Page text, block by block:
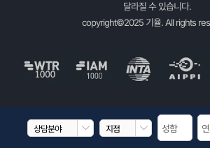
달라질 수 있습니다.
copyright©2025 기율. All rights
 